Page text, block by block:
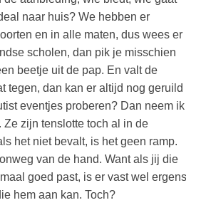
naar huis? We hebben er
en in alle maten, dus wees er
scholen, dan pik je misschien
beetje uit de pap. En valt de
tegen, dan kan er altijd nog geruild
eventjes proberen? Dan neem ik
Ze zijn tenslotte toch al in de
het niet bevalt, is het geen ramp.
van de hand. Want als jij die
goed past, is er vast wel ergens
hem aan kan. Toch?